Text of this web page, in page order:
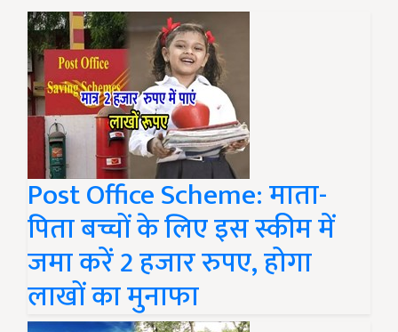
Post Office Scheme: माता-
पिता बच्चों के लिए इस स्कीम में
जमा करें 2 हजार रुपए, होगा
लाखों का मुनाफा